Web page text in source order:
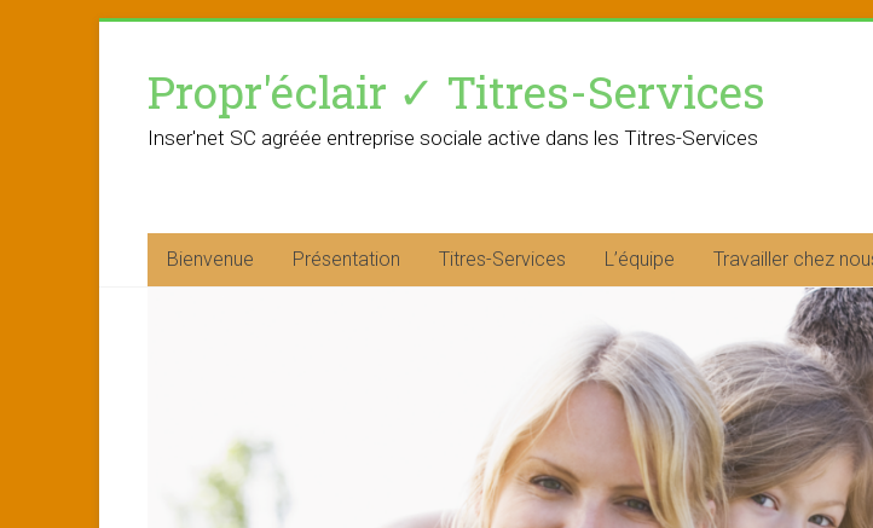
contentPropr'éclair ✓ Titres-Services
Inser'net SC agréée entreprise sociale active dans les Titres-Services
Bienvenue Présentation Titres-Services L’équipe Travailler chez